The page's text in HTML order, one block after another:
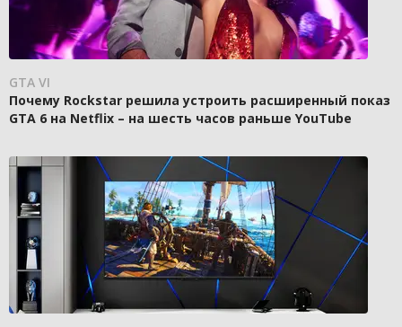
GTA VI
Почему Rockstar решила устроить расширенный показ
GTA 6 на Netflix – на шесть часов раньше YouTube